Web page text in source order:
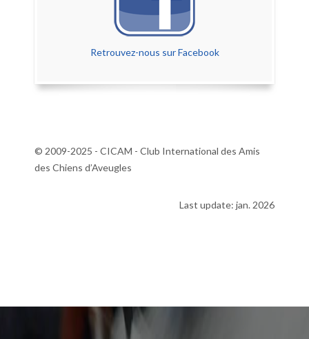
Retrouvez-nous sur Facebook
© 2009-2025 - CICAM - Club International des Amis
des Chiens d’Aveugles
Last update: jan. 2026